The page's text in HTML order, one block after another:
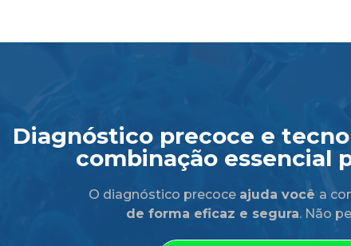
Diagnóstico precoce e
combinação essencial
O diagnóstico precoce ajuda você a
de forma eficaz e segura. Não